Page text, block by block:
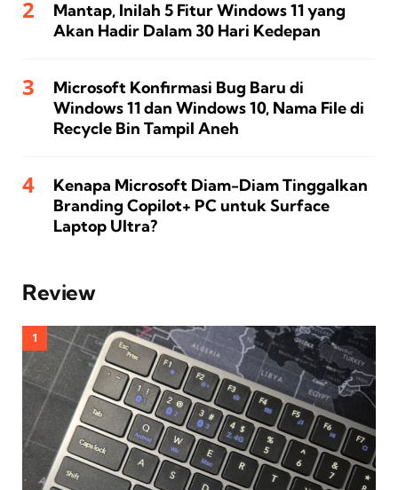
Mantap, Inilah 5 Fitur Windows 11 yang
Akan Hadir Dalam 30 Hari Kedepan
Microsoft Konfirmasi Bug Baru di
Windows 11 dan Windows 10, Nama File di
Recycle Bin Tampil Aneh
Kenapa Microsoft Diam-Diam Tinggalkan
Branding Copilot+ PC untuk Surface
Laptop Ultra?
Review